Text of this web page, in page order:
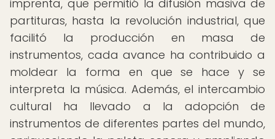
imprenta, que permitió la difusión masiva de
partituras, hasta la revolución industrial, que
facilitó la producción en masa de
instrumentos, cada avance ha contribuido a
moldear la forma en que se hace y se
interpreta la música. Además, el intercambio
cultural ha llevado a la adopción de
instrumentos de diferentes partes del mundo,